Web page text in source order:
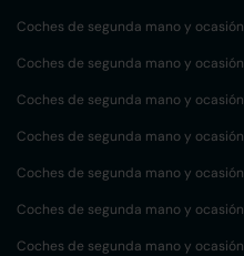
Coches de segunda mano y ocasión
Coches de segunda mano y ocasión
Coches de segunda mano y ocasión
Coches de segunda mano y ocasión
Coches de segunda mano y ocasión
Coches de segunda mano y ocasión
Coches de segunda mano y ocasión